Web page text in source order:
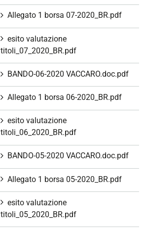
Allegato 1 borsa 07-2020_BR.pdf
esito valutazione
titoli_07_2020_BR.pdf
BANDO-06-2020 VACCARO.doc.pdf
Allegato 1 borsa 06-2020_BR.pdf
esito valutazione
titoli_06_2020_BR.pdf
BANDO-05-2020 VACCARO.doc.pdf
Allegato 1 borsa 05-2020_BR.pdf
esito valutazione
titoli_05_2020_BR.pdf